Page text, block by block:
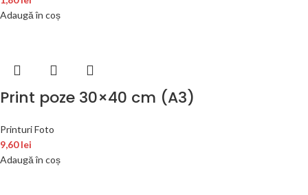
Adaugă în coș
Print poze 30×40 cm (A3)
Printuri Foto
9,60lei
Adaugă în coș